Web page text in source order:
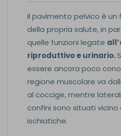
Il pavimento pelvico è
della propria salute, in
quelle funzioni legate
riproduttivo e urinario.
essere ancora poco
regione muscolare va
al coccige, mentre
confini sono situati
ischiatiche.